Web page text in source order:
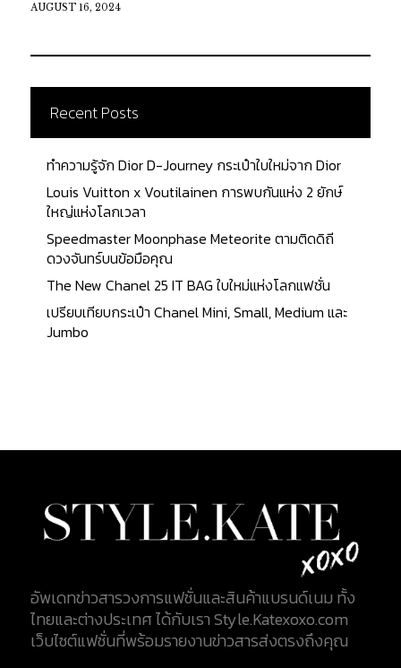
AUGUST 16, 2024
Recent Posts
ทำความรู้จัก Dior D-Journey กระเป๋าใบใหม่จาก Dior
Louis Vuitton x Voutilainen การพบกันแห่ง 2 ยักษ์
ใหญ่แห่งโลกเวลา
Speedmaster Moonphase Meteorite ตามติดดิถี
ดวงจันทร์บนข้อมือคุณ
The New Chanel 25 IT BAG ใบใหม่แห่งโลกแฟชั่น
เปรียบเทียบกระเป๋า Chanel Mini, Small, Medium และ
Jumbo
อัพเดทข่าวสารวงการแฟชั่นและสินค้าแบรนด์เนม ทั้ง
ไทยและต่างประเทศ ได้กับเรา Style.Katexoxo.com
เว็บไซต์แฟชั่นที่พร้อมรายงานข่าวสารส่งตรงถึงคุณ